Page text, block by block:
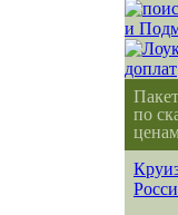
по